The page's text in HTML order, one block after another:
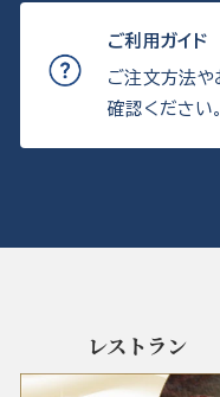
ご利用ガイド
ご注文方法や
確認ください。
レストラン